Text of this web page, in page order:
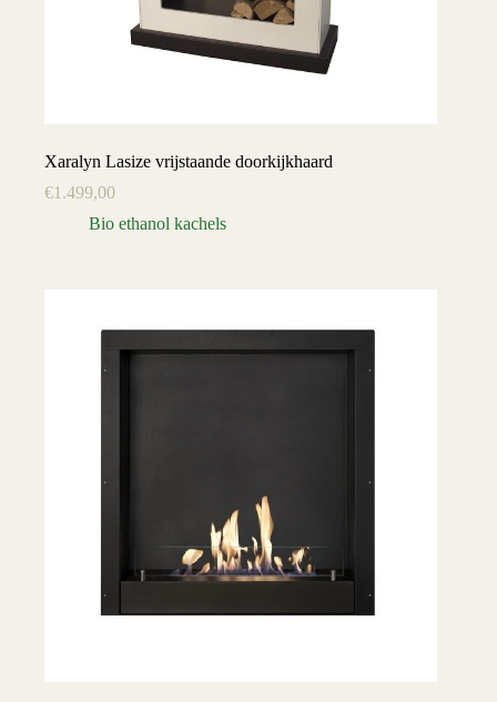
Xaralyn Lasize vrijstaande doorkijkhaard
€1.499,00
Bio ethanol kachels